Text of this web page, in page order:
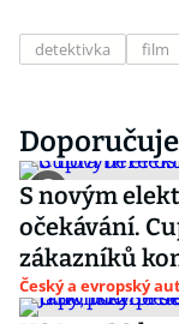
detektivka film
S novým
očekávání.
zákazníků
Český a evropský